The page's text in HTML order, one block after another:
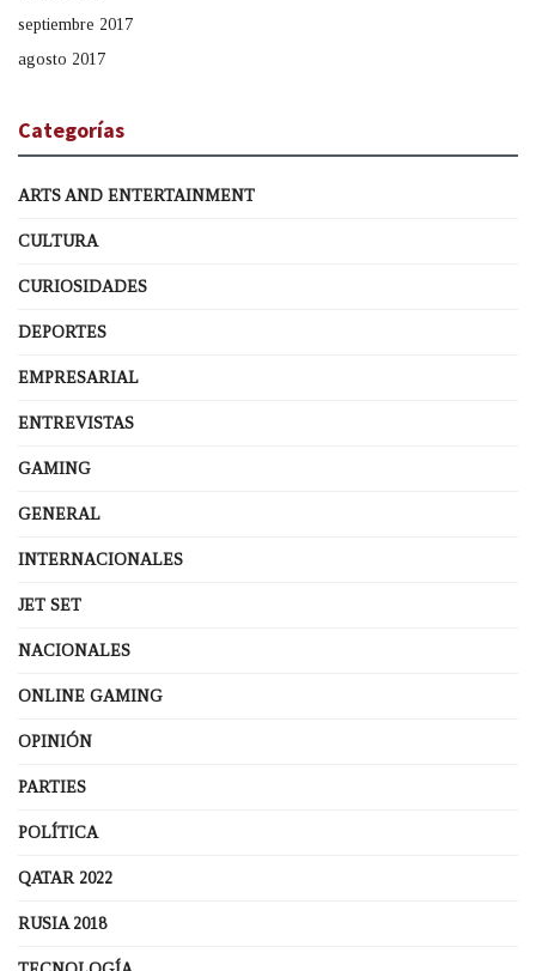
septiembre 2017
agosto 2017
Categorías
ARTS AND ENTERTAINMENT
CULTURA
CURIOSIDADES
DEPORTES
EMPRESARIAL
ENTREVISTAS
GAMING
GENERAL
INTERNACIONALES
JET SET
NACIONALES
ONLINE GAMING
OPINIÓN
PARTIES
POLÍTICA
QATAR 2022
RUSIA 2018